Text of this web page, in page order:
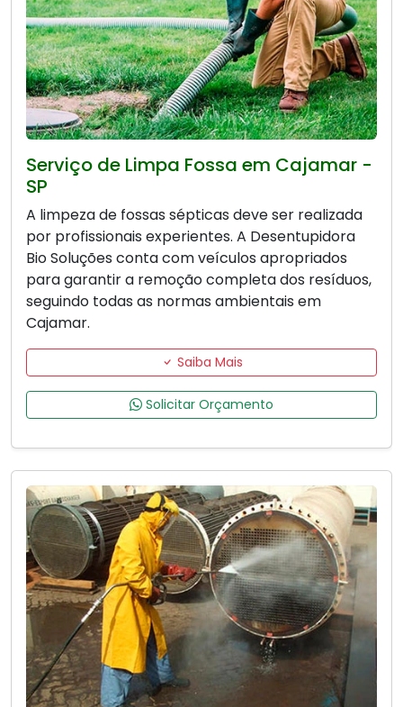
Serviço de Limpa Fossa em Cajamar -
SP
A limpeza de fossas sépticas deve ser realizada
por profissionais experientes. A Desentupidora
Bio Soluções conta com veículos apropriados
para garantir a remoção completa dos resíduos,
seguindo todas as normas ambientais em
Cajamar.
Saiba Mais
Solicitar Orçamento